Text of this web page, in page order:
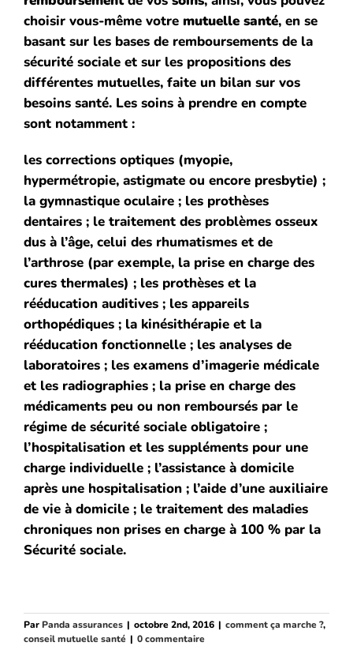
choisir vous-même votre mutuelle santé, en se
basant sur les bases de remboursements de la
sécurité sociale et sur les propositions des
différentes mutuelles, faite un bilan sur vos
besoins santé. Les soins à prendre en compte
sont notamment :
les corrections optiques (myopie,
hypermétropie, astigmate ou encore presbytie) ;
la gymnastique oculaire ; les prothèses
dentaires ; le traitement des problèmes osseux
dus à l’âge, celui des rhumatismes et de
l’arthrose (par exemple, la prise en charge des
cures thermales) ; les prothèses et la
rééducation auditives ; les appareils
orthopédiques ; la kinésithérapie et la
rééducation fonctionnelle ; les analyses de
laboratoires ; les examens d’imagerie médicale
et les radiographies ; la prise en charge des
médicaments peu ou non remboursés par le
régime de sécurité sociale obligatoire ;
l’hospitalisation et les suppléments pour une
charge individuelle ; l’assistance à domicile
après une hospitalisation ; l’aide d’une auxiliaire
de vie à domicile ; le traitement des maladies
chroniques non prises en charge à 100 % par la
Sécurité sociale.
ParPanda assurances | octobre 2nd, 2016 | comment ça marche ?,
conseil mutuelle santé | 0 commentaire